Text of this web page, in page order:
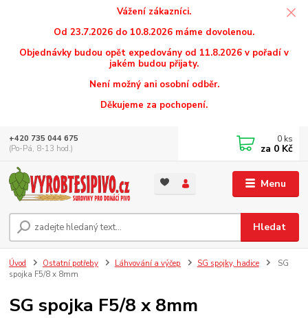
Vážení zákazníci.
Od 23.7.2026 do 10.8.2026 máme dovolenou.
Objednávky budou opět expedovány od 11.8.2026 v pořadí v
jakém budou přijaty.
Není možný ani osobní odběr.
Děkujeme za pochopení.
Menu
Hledat
+420 735 044 675
(Po-Pá, 8-13 hod.)
0 ks
za 0 Kč
Úvod Ostatní potřeby Láhvování a výčep SG spojky, hadice
SG
spojka F5/8 x 8mm
SG spojka F5/8 x 8mm